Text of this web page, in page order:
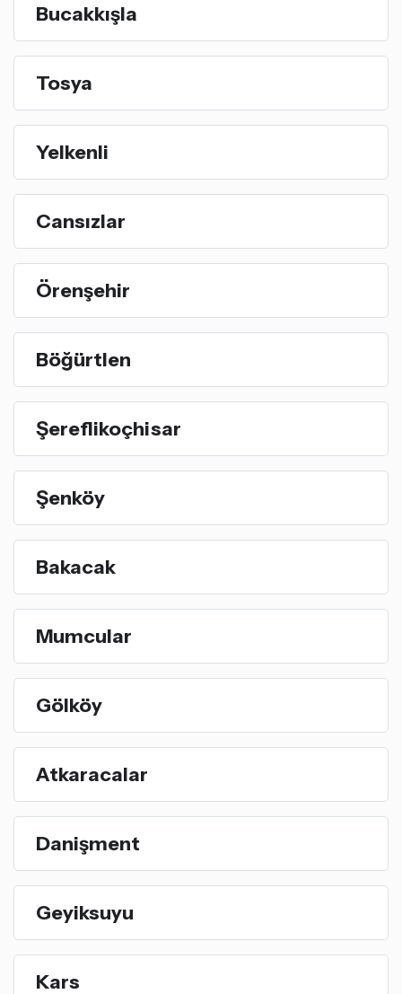
Bucakkışla
Tosya
Yelkenli
Cansızlar
Örenşehir
Böğürtlen
Şereflikoçhisar
Şenköy
Bakacak
Mumcular
Gölköy
Atkaracalar
Danişment
Geyiksuyu
Kars